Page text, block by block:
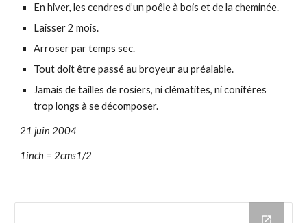
En hiver, les cendres d’un poêle à bois et de la cheminée.
Laisser 2 mois.
Arroser par temps sec.
Tout doit être passé au broyeur au préalable.
Jamais de tailles de rosiers, ni clématites, ni conifères
trop longs à se décomposer.
21 juin 2004
1inch = 2cms1/2